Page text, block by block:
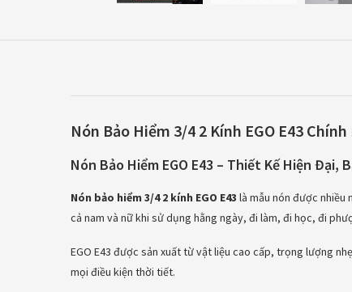
Nón Bảo Hiểm 3/4 2 Kính EGO E43
Nón Bảo Hiểm EGO E43 – Thiết Kế Hiện Đại,
Nón bảo hiểm 3/4 2 kính EGO E43 là mẫu nón được
cả nam và nữ khi sử dụng hằng ngày, đi làm, đi học, đi
EGO E43 được sản xuất từ vật liệu cao cấp, trọng lượng
mọi điều kiện thời tiết.